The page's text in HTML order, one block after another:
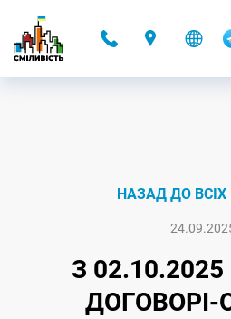
НАЗАД ДО
З
ДОГОВОРІ-